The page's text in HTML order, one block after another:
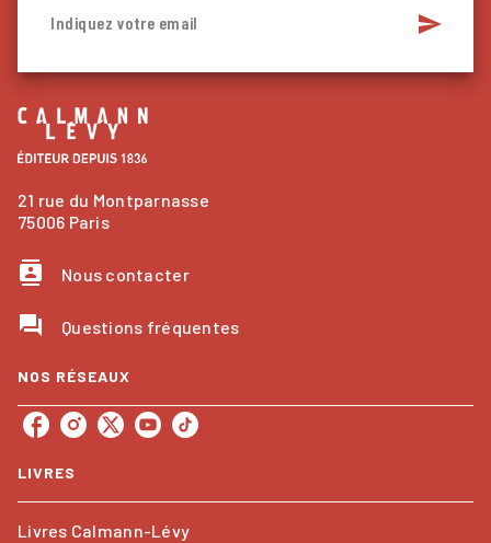
Indiquez votre email send
21 rue du Montparnasse
75006 Paris
contacts Nous contacter
question_answer Questions fréquentes
NOS RÉSEAUX
LIVRES
Livres Calmann-Lévy